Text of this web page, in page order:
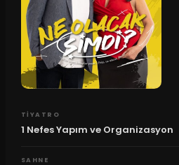
TIYATRO
1 Nefes Yapım ve Organizasyon
SAHNE